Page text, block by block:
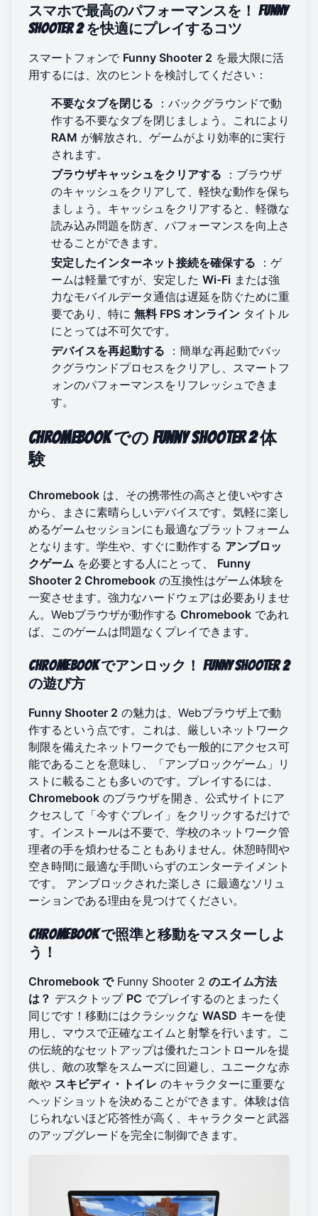
スマホで最高のパフォーマンスを！ Funny
Shooter 2を快適にプレイするコツ
スマートフォンで Funny Shooter 2 を最大限に活
用するには、次のヒントを検討してください：
不要なタブを閉じる ：バックグラウンドで動
作する不要なタブを閉じましょう。これにより
RAM が解放され、ゲームがより効率的に実行
されます。
ブラウザキャッシュをクリアする ：ブラウザ
のキャッシュをクリアして、軽快な動作を保ち
ましょう。キャッシュをクリアすると、軽微な
読み込み問題を防ぎ、パフォーマンスを向上さ
せることができます。
安定したインターネット接続を確保する ：ゲ
ームは軽量ですが、安定した Wi-Fi または強
力なモバイルデータ通信は遅延を防ぐために重
要であり、特に 無料 FPS オンライン タイトル
にとっては不可欠です。
デバイスを再起動する ：簡単な再起動でバッ
クグラウンドプロセスをクリアし、スマートフ
ォンのパフォーマンスをリフレッシュできま
す。
Chromebookでの Funny Shooter 2体
験
Chromebook は、その携帯性の高さと使いやすさ
から、まさに素晴らしいデバイスです。気軽に楽し
めるゲームセッションにも最適なプラットフォーム
となります。学生や、すぐに動作する アンブロッ
クゲーム を必要とする人にとって、 Funny
Shooter 2 Chromebook の互換性はゲーム体験を
一変させます。強力なハードウェアは必要ありませ
ん。Webブラウザが動作する Chromebook であれ
ば、このゲームは問題なくプレイできます。
Chromebookでアンロック！ Funny Shooter 2
の遊び方
Funny Shooter 2 の魅力は、Webブラウザ上で動
作するという点です。これは、厳しいネットワーク
制限を備えたネットワークでも一般的にアクセス可
能であることを意味し、「アンブロックゲーム」リ
ストに載ることも多いのです。プレイするには、
Chromebook のブラウザを開き、公式サイトにア
クセスして「今すぐプレイ」をクリックするだけで
す。インストールは不要で、学校のネットワーク管
理者の手を煩わせることもありません。休憩時間や
空き時間に最適な手間いらずのエンターテイメント
です。 アンブロックされた楽しさ に最適なソリュ
ーションである理由を見つけてください。
Chromebookで照準と移動をマスターしよ
う！
Chromebook でFunny Shooter 2 のエイム方法
は？ デスクトップ PC でプレイするのとまったく
同じです！移動にはクラシックな WASD キーを使
用し、マウスで正確なエイムと射撃を行います。こ
の伝統的なセットアップは優れたコントロールを提
供し、敵の攻撃をスムーズに回避し、ユニークな赤
敵や スキビディ・トイレ のキャラクターに重要な
ヘッドショットを決めることができます。体験は信
じられないほど応答性が高く、キャラクターと武器
のアップグレードを完全に制御できます。